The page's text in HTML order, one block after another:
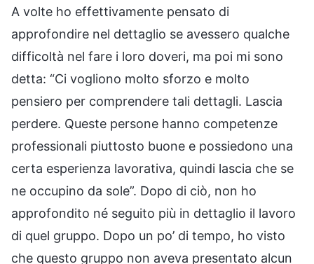
A volte ho effettivamente pensato di
approfondire nel dettaglio se avessero qualche
difficoltà nel fare i loro doveri, ma poi mi sono
detta: “Ci vogliono molto sforzo e molto
pensiero per comprendere tali dettagli. Lascia
perdere. Queste persone hanno competenze
professionali piuttosto buone e possiedono una
certa esperienza lavorativa, quindi lascia che se
ne occupino da sole”. Dopo di ciò, non ho
approfondito né seguito più in dettaglio il lavoro
di quel gruppo. Dopo un po’ di tempo, ho visto
che questo gruppo non aveva presentato alcun